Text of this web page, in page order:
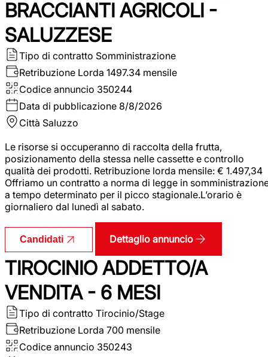
BRACCIANTI AGRICOLI -
SALUZZESE
Tipo di contratto Somministrazione
Retribuzione Lorda 1497.34 mensile
Codice annuncio 350244
Data di pubblicazione 8/8/2026
Città Saluzzo
Le risorse si occuperanno di raccolta della frutta,
posizionamento della stessa nelle cassette e controllo
qualità dei prodotti. Retribuzione lorda mensile: € 1.497,34
Offriamo un contratto a norma di legge in
a tempo determinato per il picco stagionale.L’orario è
giornaliero dal lunedì al sabato.
Candidati Dettaglio annuncio
TIROCINIO ADDETTO/A
VENDITA - 6 MESI
Tipo di contratto Tirocinio/Stage
Retribuzione Lorda 700 mensile
Codice annuncio 350243